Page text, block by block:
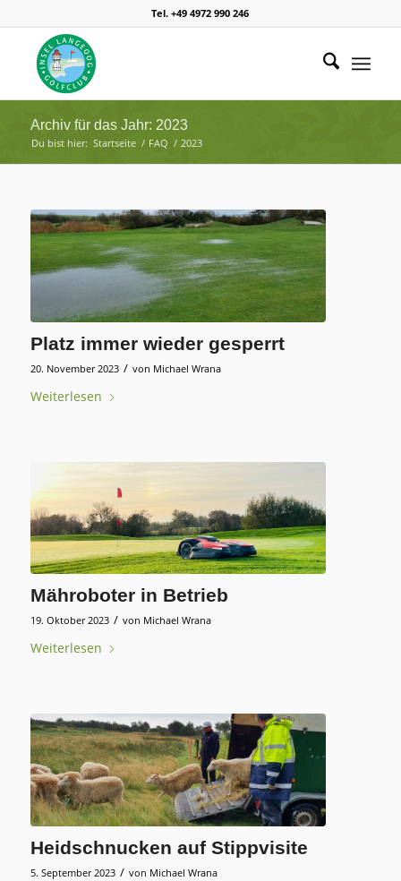
Tel. +49 4972 990 246
Archiv für das Jahr: 2023
Du bist hier: Startseite / FAQ / 2023
Platz immer wieder gesperrt
20. November 2023 / von Michael Wrana
Weiterlesen
Mähroboter in Betrieb
19. Oktober 2023 / von Michael Wrana
Weiterlesen
Heidschnucken auf Stippvisite
5. September 2023 / von Michael Wrana